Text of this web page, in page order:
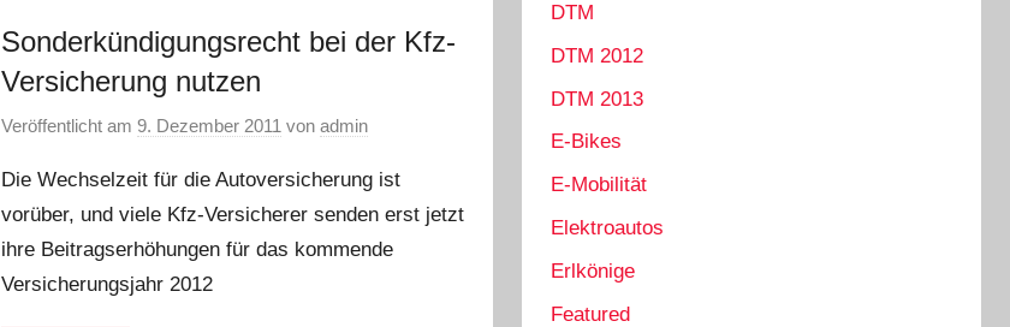
Sonderkündigungsrecht bei der Kfz-
Versicherung nutzen
Veröffentlicht am9. Dezember 2011 vonadmin
Die Wechselzeit für die Autoversicherung ist
vorüber, und viele Kfz-Versicherer senden erst jetzt
ihre Beitragserhöhungen für das kommende
Versicherungsjahr 2012
DTM
DTM 2012
DTM 2013
E-Bikes
E-Mobilität
Elektroautos
Erlkönige
Featured